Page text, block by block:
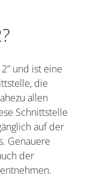
und ist eine
die
allen
Schnittstelle
auf der
Genauere
der